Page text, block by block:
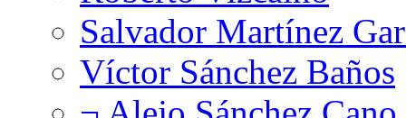
Salvador Martínez
Víctor Sánchez Baños